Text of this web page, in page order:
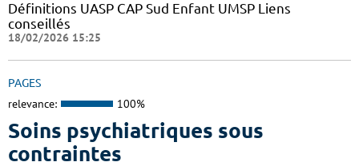
Définitions UASP CAP Sud Enfant UMSP Liens
conseillés
18/02/2026 15:25
PAGES
relevance: 100%
Soins psychiatriques sous
contraintes